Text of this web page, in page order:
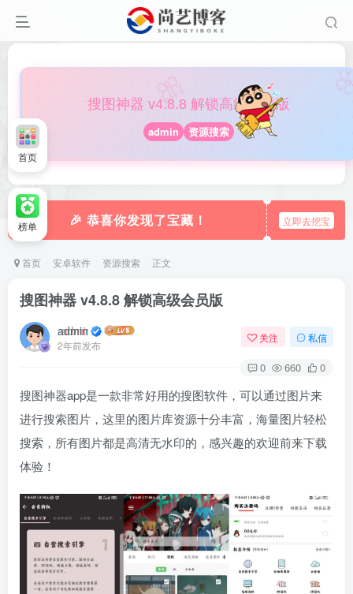
🎀
搜图神器 v4.8.8 解锁高级会员版
admin 资源搜索
🎉 恭喜你发现了宝藏！ 立即去挖宝
首页 安卓软件 资源搜索 正文
搜图神器 v4.8.8 解锁高级会员版
admin
2年前发布
关注 私信
0 660 0
搜图神器app是一款非常好用的搜图软件，可以通过图片来
进行搜索图片，这里的图片库资源十分丰富，海量图片轻松
搜索，所有图片都是高清无水印的，感兴趣的欢迎前来下载
体验！
首页
榜单